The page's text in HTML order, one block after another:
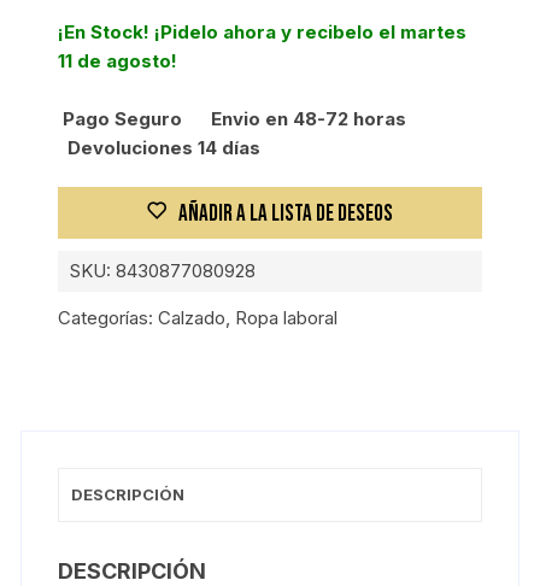
S3
T-
cantidad
¡En Stock! ¡Pidelo ahora y recibelo el martes
11 de agosto!
Pago Seguro
Envio en 48-72 horas
Devoluciones 14 días
AÑADIR A LA LISTA DE DESEOS
SKU:8430877080928
Categorías:Calzado, Ropa laboral
DESCRIPCIÓN
DESCRIPCIÓN